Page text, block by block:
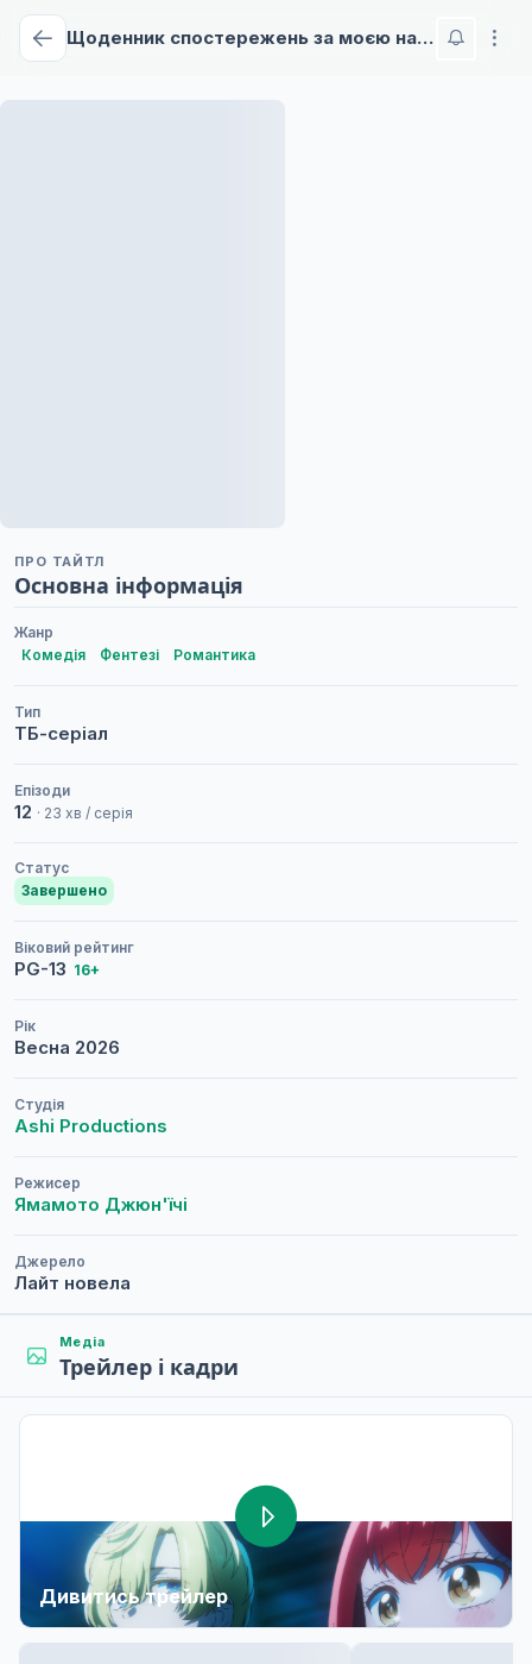
Щоденник спостережень за моєю нареченою, що проголосила себе лиходійкою
ПРО ТАЙТЛ
Основна інформація
Жанр
Комедія
Фентезі Романтика
Тип
ТБ-серіал
Епізоди
12 · 23 хв / серія
Статус
Завершено
Віковий рейтинг
PG-13 16+
Рік
Весна 2026
Студія
Ashi Productions
Режисер
Ямамото Джюн'їчі
Джерело
Лайт новела
Медіа
Трейлер і кадри
Дивитись трейлер